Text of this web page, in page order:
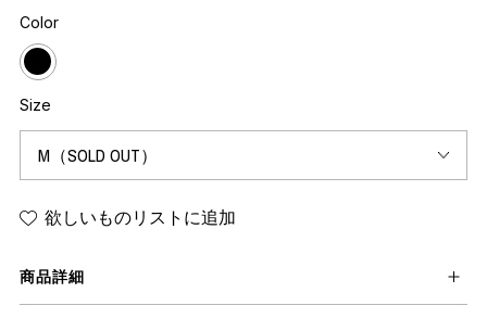
Color
Size
欲しいものリストに追加
商品詳細